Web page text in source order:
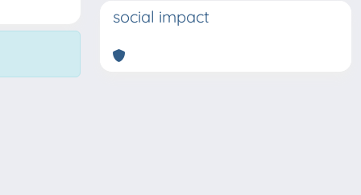
social impact